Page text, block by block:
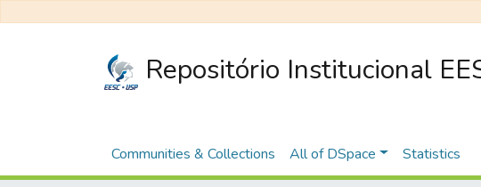
Repositório Institucional
Communities & Collections All of DSpace Statistics